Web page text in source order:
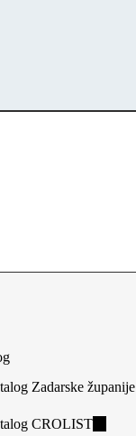
Zadarske županije
CROLIST(link